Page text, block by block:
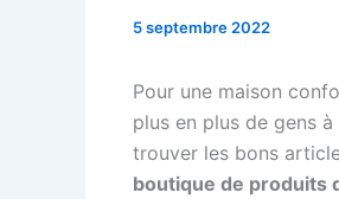
5 septembre 2022
Pour une maison
plus en plus de gens
trouver les bons
boutique de produits